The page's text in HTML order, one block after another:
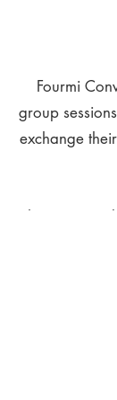
Fourmi
group
exchange
The main